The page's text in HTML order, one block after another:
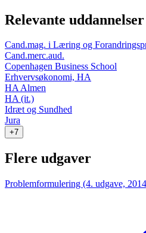
Relevante uddannelser
Cand.mag. i Læring og
Cand.merc.aud.
Copenhagen Business School
Erhvervsøkonomi, HA
HA Almen
HA (it.)
Idræt og Sundhed
Jura
+7
Flere udgaver
Problemformulering (4. udgave,